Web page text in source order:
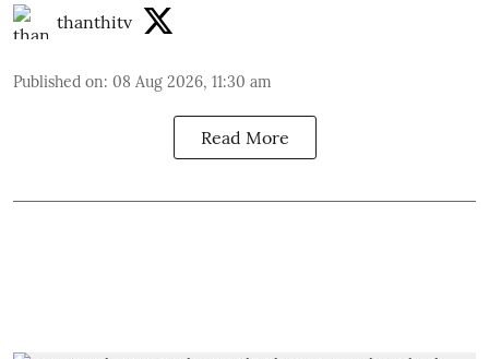
thanthitv
Published on: 08 Aug 2026, 11:30 am
Read More